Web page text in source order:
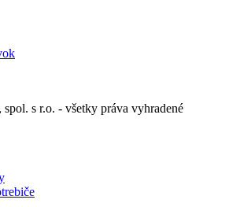
s r.o. - všetky práva vyhradené